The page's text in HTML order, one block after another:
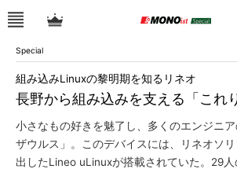
Special
長野から組み込みを支える「これ
組み込みLinuxの黎明期を知るリネオ
小さなもの好きを魅了し、多くのエンジニ
ザウルス」。このデバイスには、リネオソ
出したLineo uLinuxが搭載されていた。29